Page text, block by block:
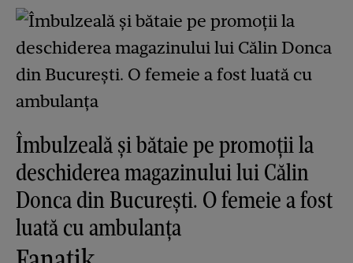
Îmbulzeală și bătaie pe promoții la
deschiderea magazinului lui Călin
Donca din București. O femeie a fost
luată cu ambulanța